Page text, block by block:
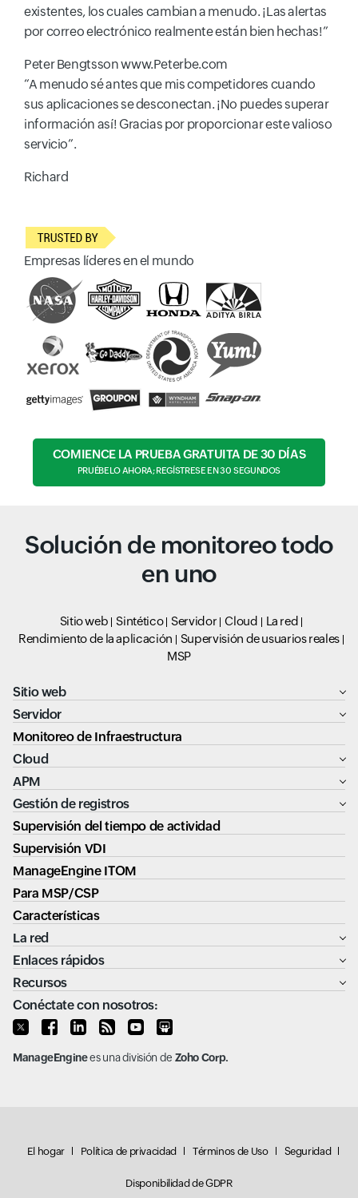
existentes, los cuales cambian a menudo. ¡Las alertas
por correo electrónico realmente están bien hechas!”
Peter Bengtssonwww.Peterbe.com
“A menudo sé antes que mis competidores cuando
sus aplicaciones se desconectan. ¡No puedes superar
información así! Gracias por proporcionar este valioso
servicio”.
Richard
Empresas líderes en el mundo
COMIENCE LA PRUEBA GRATUITA DE 30 DÍAS
PRUÉBELO AHORA; REGÍSTRESE EN 30 SEGUNDOS
Solución de monitoreo todo
en uno
Sitio web Sintético Servidor Cloud
La red
Rendimiento de la aplicación
Supervisión de usuarios reales
MSP
Sitio web
Servidor
Monitoreo de Infraestructura
Cloud
APM
Gestión de registros
Supervisión del tiempo de actividad
Supervisión VDI
ManageEngine ITOM
Para MSP/CSP
Características
La red
Enlaces rápidos
Recursos
Conéctate con nosotros:
ManageEnginees una división de Zoho Corp.
El hogar Política de privacidad Términos de Uso Seguridad
Disponibilidad de GDPR